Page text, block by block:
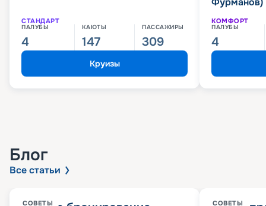
СТАНДАРТ
ПАЛУБЫ
4
КАЮТЫ
147
ПАССАЖИРЫ
309
Круизы
КОМФОРТ
ПАЛУБЫ
4
Блог
Все статьи
СОВЕТЫ СОВЕТЫ